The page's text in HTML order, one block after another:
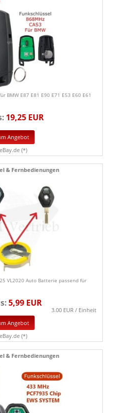
BMW E87 E81 E90 E71 E53 E60 E61
19,25 EUR
Angebot
eBay.de (*)
& Fernbedienungen
VL2020 Auto Batterie passend für
5,99 EUR
3.00 EUR / Einheit
Angebot
eBay.de (*)
& Fernbedienungen